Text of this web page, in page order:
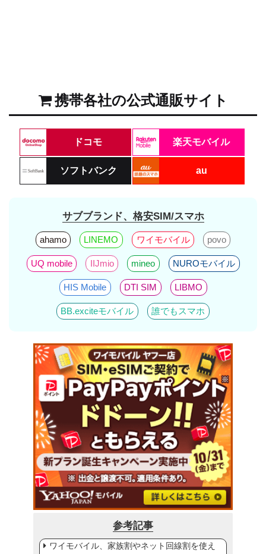
携帯各社の公式通販サイト
ドコモ 楽天モバイル
ソフトバンク au
サブブランド、格安SIM/スマホ
ahamo LINEMO ワイモバイル povo
UQ mobile IIJmio mineo NUROモバイル
HIS Mobile DTI SIM LIBMO
BB.exciteモバイル 誰でもスマホ
参考記事
ワイモバイル、家族割やネット回線割を使え